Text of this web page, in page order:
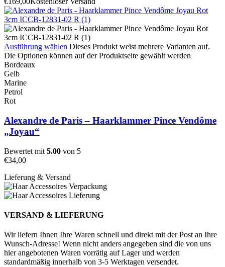
Ausführung wählen Dieses Produkt weist mehrere Varianten auf.
Die Optionen können auf der Produktseite gewählt werden
Bordeaux
Gelb
Marine
Petrol
Rot
Alexandre de Paris – Haarklammer Pince Vendôme
„Joyau“
Bewertet mit 5.00 von 5
€34,00
Lieferung & Versand
VERSAND & LIEFERUNG
Wir liefern Ihnen Ihre Waren schnell und direkt mit der Post an Ihre
Wunsch-Adresse! Wenn nicht anders angegeben sind die von uns
hier angebotenen Waren vorrätig auf Lager und werden
standardmäßig innerhalb von 3-5 Werktagen versendet.